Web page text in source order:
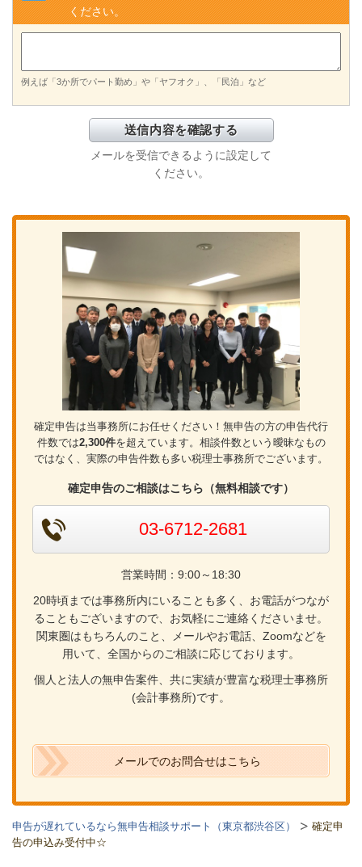
ください。
例えば「3か所でパート勤め」や「ヤフオク」、「民泊」など
メールを受信できるように設定して
ください。
確定申告は当事務所にお任せください！無申告の方の申告代行
件数では2,300件を超えています。相談件数という曖昧なもの
ではなく、実際の申告件数も多い税理士事務所でございます。
確定申告のご相談はこちら（無料相談です）
03-6712-2681
営業時間：9:00～18:30
20時頃までは事務所内にいることも多く、お電話がつなが
ることもございますので、お気軽にご連絡くださいませ。
関東圏はもちろんのこと、メールやお電話、Zoomなどを
用いて、全国からのご相談に応じております。
個人と法人の無申告案件、共に実績が豊富な税理士事務所
(会計事務所)です。
メールでのお問合せはこちら
申告が遅れているなら無申告相談サポート（東京都渋谷区）
確定申
告の申込み受付中☆